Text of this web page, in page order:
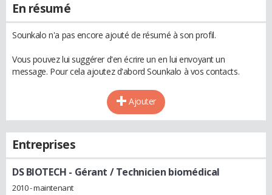
En résumé
Sounkalo n'a pas encore ajouté de résumé à son profil.
Vous pouvez lui suggérer d'en écrire un en lui envoyant un
message. Pour cela ajoutez d'abord Sounkalo à vos contacts.
Ajouter
Entreprises
DS BIOTECH - Gérant / Technicien biomédical
2010 - maintenant